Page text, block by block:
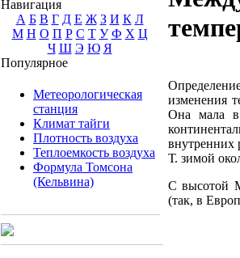
Навигация
А Б В Г Д Е Ж З И К Л
М Н О П Р С Т У Ф Х Ц
Ч Ш Э Ю Я
Популярное
Метеорологическая
станция
Климат тайги
Плотность воздуха
Теплоемкость воздуха
Формула Томсона
(Кельвина)
изменения
Она мала в
Т. зимой
С высотой
(так, в